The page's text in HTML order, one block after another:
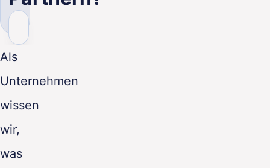
Als
Unternehmen
wissen
wir,
was